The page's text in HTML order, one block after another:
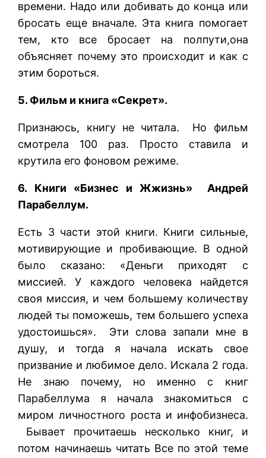
времени. Надо или добивать до конца или
бросать еще вначале. Эта книга помогает
тем, кто все бросает на полпути,она
объясняет почему это происходит и как с
этим бороться.
5. Фильм и книга «Секрет».
Признаюсь, книгу не читала. Но фильм
смотрела 100 раз. Просто ставила и
крутила его фоновом режиме.
6. Книги «Бизнес и Жжизнь» Андрей
Парабеллум.
Есть 3 части этой книги. Книги сильные,
мотивирующие и пробивающие. В одной
было сказано: «Деньги приходят с
миссией. У каждого человека найдется
своя миссия, и чем большему количеству
людей ты поможешь, тем большего успеха
удостоишься». Эти слова запали мне в
душу, и тогда я начала искать свое
призвание и любимое дело. Искала 2 года.
Не знаю почему, но именно с книг
Парабеллума я начала знакомиться с
миром личностного роста и инфобизнеса.
Бывает прочитаешь несколько книг, и
потом начинаешь читать Все по этой теме